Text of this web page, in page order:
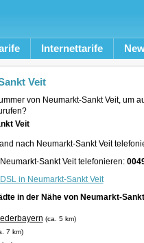
Internettarife
Veit
von Neumarkt-Sankt Veit, um
Veit
nach Neumarkt-Sankt Veit
Sankt Veit telefonieren:
DSL in Neumarkt-Sankt Veit
in der Nähe von Neumarkt-
(ca. 5 km)
7 km)